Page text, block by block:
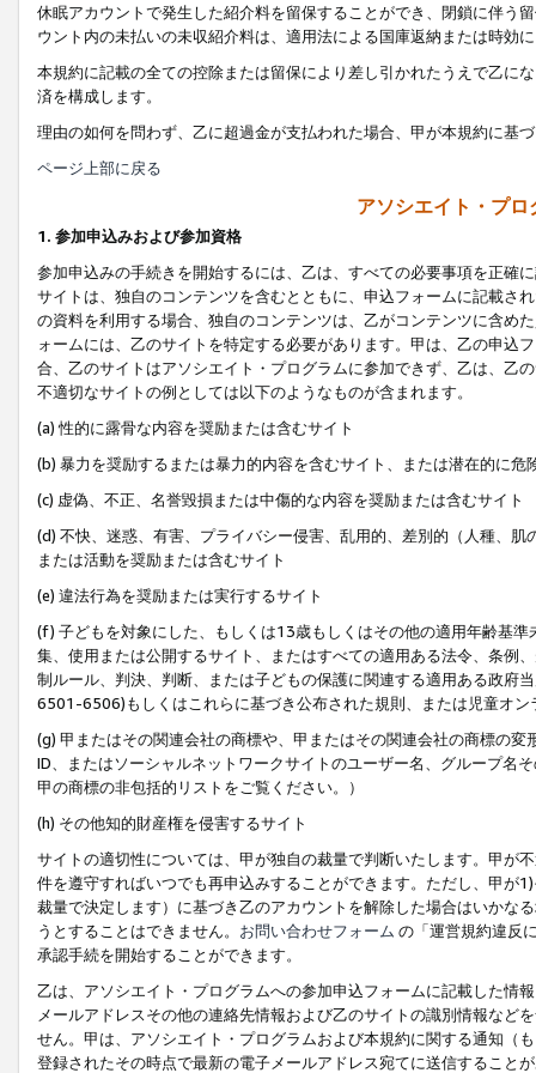
休眠アカウントで発生した紹介料を留保することができ、閉鎖に伴う
ウント内の未払いの未収紹介料は、適用法による国庫返納または時効
本規約に記載の全ての控除または留保により差し引かれたうえで乙に
済を構成します。
理由の如何を問わず、乙に超過金が支払われた場合、甲が本規約に基
ページ上部に戻る
アソシエイト・プ
1. 参加申込みおよび参加資格
参加申込みの手続きを開始するには、乙は、すべての必要事項を正確
サイトは、独自のコンテンツを含むとともに、申込フォームに記載さ
の資料を利用する場合、独自のコンテンツは、乙がコンテンツに含め
ォームには、乙のサイトを特定する必要があります。甲は、乙の申込
合、乙のサイトはアソシエイト・プログラムに参加できず、乙は、乙
不適切なサイトの例としては以下のようなものが含まれます。
(a) 性的に露骨な内容を奨励または含むサイト
(b) 暴力を奨励するまたは暴力的内容を含むサイト、または潜在的に
(c) 虚偽、不正、名誉毀損または中傷的な内容を奨励または含むサイト
(d) 不快、迷惑、有害、プライバシー侵害、乱用的、差別的（人種、
または活動を奨励または含むサイト
(e) 違法行為を奨励または実行するサイト
(f) 子どもを対象にした、もしくは13歳もしくはその他の適用年齢基
集、使用または公開するサイト、またはすべての適用ある法令、条例
制ルール、判決、判断、または子どもの保護に関連する適用ある政府
6501-6506)もしくはこれらに基づき公布された規則、または児童オン
(g) 甲またはその関連会社の商標や、甲またはその関連会社の商標の
ID、またはソーシャルネットワークサイトのユーザー名、グループ名
甲の商標の非包括的リストをご覧ください。）
(h) その他知的財産権を侵害するサイト
サイトの適切性については、甲が独自の裁量で判断いたします。甲が
件を遵守すればいつでも再申込みすることができます。ただし、甲が
裁量で決定します）に基づき乙のアカウントを解除した場合はいかな
うとすることはできません。 お問い合わせフォーム の「運営規約違反
承認手続を開始することができます。
乙は、アソシエイト・プログラムへの参加申込フォームに記載した情
メールアドレスその他の連絡先情報および乙のサイトの識別情報など
せん。甲は、アソシエイト・プログラムおよび本規約に関する通知（
登録されたその時点で最新の電子メールアドレス宛てに送信すること